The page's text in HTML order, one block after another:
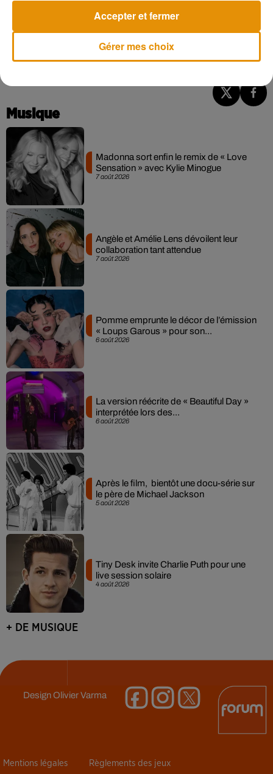
d’État. Et pour entendre le tigre rugir à nouveau, il n’y a
vouloir faire ça bien, mais pas trop vite.
Musique
7 août 2026
Madonna sort enfin le remix de « Love
Sensation » avec Kylie Minogue
7 août 2026
Angèle et Amélie Lens dévoilent leur
collaboration tant attendue
6 août 2026
Pomme emprunte le décor de l’émission
« Loups Garous » pour son...
6 août 2026
La version réécrite de « Beautiful Day »
interprétée lors des...
5 août 2026
Après le film, bientôt une docu-série sur
le père de Michael Jackson
4 août 2026
Tiny Desk invite Charlie Puth pour une
live session solaire
+ DE MUSIQUE
DesignOlivier Varma
Mentions légales Règlements des jeux
Gérer mes choix
Accepter et fermer